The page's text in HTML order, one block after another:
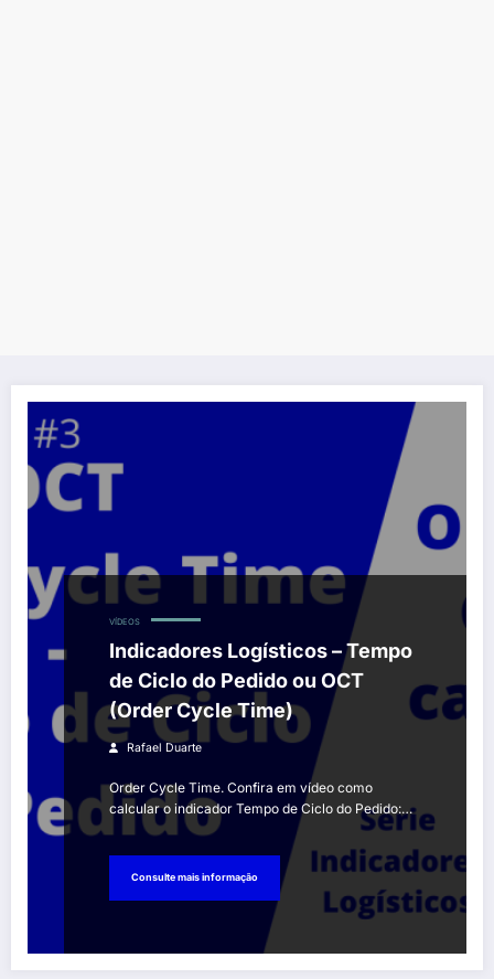
VÍDEOS
Indicadores Logísticos – Tempo
de Ciclo do Pedido ou OCT
(Order Cycle Time)
Rafael Duarte
Order Cycle Time. Confira em vídeo como
calcular o indicador Tempo de Ciclo do Pedido:…
Consulte mais informação